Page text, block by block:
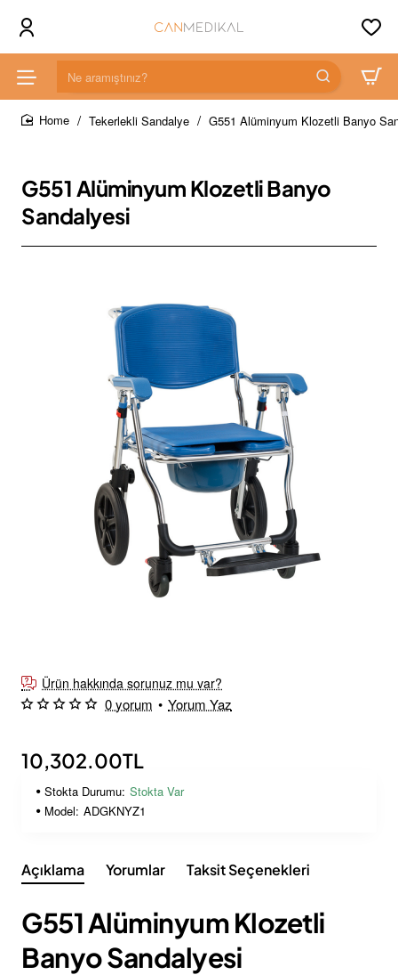
Ne
aramıştınız?
Tekerlekli Sandalye G551 Alüminyum Klozetli Banyo
G551 Alüminyum Klozetli Banyo
Sandalyesi
Ürün hakkında sorunuz mu var?
0 yorum • Yorum Yaz
10,302.00TL
Stokta Durumu: Stokta Var
Model: ADGKNYZ1
Açıklama Yorumlar Taksit Seçenekleri
G551 Alüminyum Klozetli
Banyo Sandalyesi